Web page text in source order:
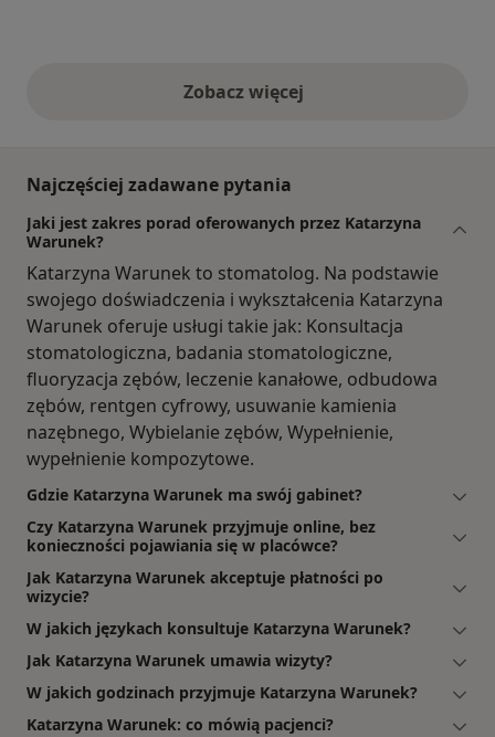
Zobacz więcejopinie powyżej
Najczęściej zadawane pytania
Jaki jest zakres porad oferowanych przez Katarzyna
Warunek?
Katarzyna Warunek to stomatolog. Na podstawie
swojego doświadczenia i wykształcenia Katarzyna
Warunek oferuje usługi takie jak: Konsultacja
stomatologiczna, badania stomatologiczne,
fluoryzacja zębów, leczenie kanałowe, odbudowa
zębów, rentgen cyfrowy, usuwanie kamienia
nazębnego, Wybielanie zębów, Wypełnienie,
wypełnienie kompozytowe.
Gdzie Katarzyna Warunek ma swój gabinet?
Czy Katarzyna Warunek przyjmuje online, bez
konieczności pojawiania się w placówce?
Jak Katarzyna Warunek akceptuje płatności po
wizycie?
W jakich językach konsultuje Katarzyna Warunek?
Jak Katarzyna Warunek umawia wizyty?
W jakich godzinach przyjmuje Katarzyna Warunek?
Katarzyna Warunek: co mówią pacjenci?